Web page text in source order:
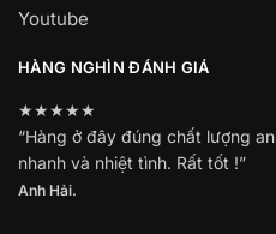
Youtube
HÀNG NGHÌN ĐÁNH GIÁ
★★★★★
“Hàng ở đây đúng chất lượng
nhanh và nhiệt tình. Rất tốt !”
Anh Hải.